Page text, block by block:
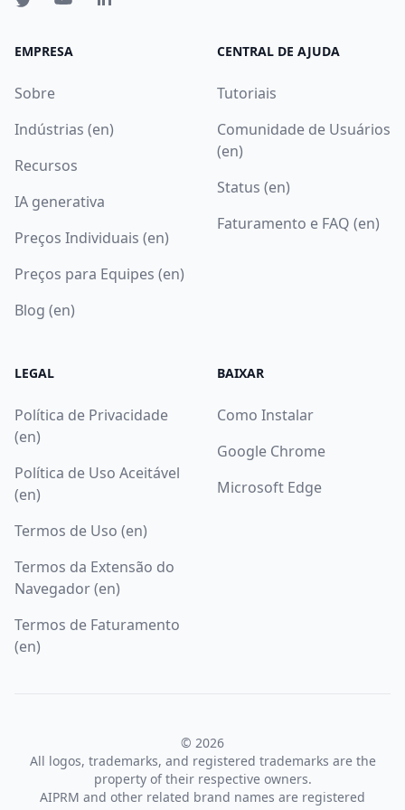
EMPRESA
Sobre
Indústrias (en)
Recursos
IA generativa
Preços Individuais (en)
Preços para Equipes (en)
Blog (en)
CENTRAL DE AJUDA
Tutoriais
Comunidade de Usuários
(en)
Status (en)
Faturamento e FAQ (en)
LEGAL
Política de Privacidade
(en)
Política de Uso Aceitável
(en)
Termos de Uso (en)
Termos da Extensão do
Navegador (en)
Termos de Faturamento
(en)
BAIXAR
Como Instalar
Google Chrome
Microsoft Edge
© 2026
All logos, trademarks, and registered trademarks are the
property of their respective owners.
AIPRM and other related brand names are registered